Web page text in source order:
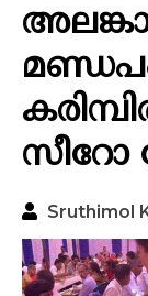
സീറോ
Sruthimol